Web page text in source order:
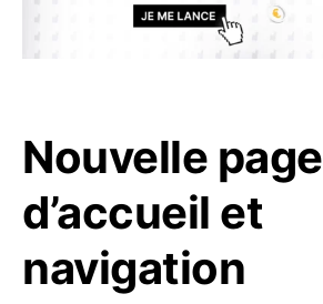
Nouvelle page
d’accueil et
navigation